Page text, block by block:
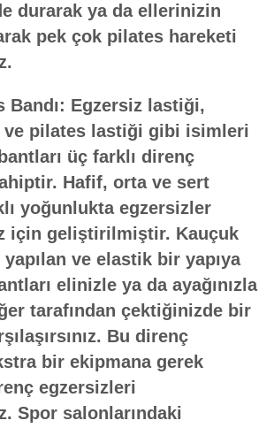
durarak ya da ellerinizin
pek çok pilates hareketi
Egzersiz lastiği,
ve pilates lastiği gibi isimleri
üç farklı direnç
Hafif, orta ve sert
yoğunlukta egzersizler
için geliştirilmiştir. Kauçuk
ve elastik bir yapıya
elinizle ya da ayağınızla
tarafından çektiğinizde bir
Bu direnç
bir ekipmana gerek
egzersizleri
Spor salonlarındaki